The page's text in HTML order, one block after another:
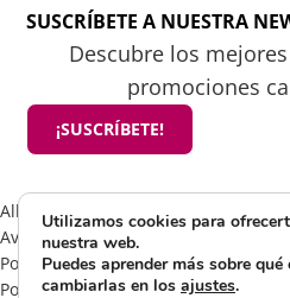
SUSCRÍBETE A NUESTRA
Descubre los
promociones
¡SUSCRÍBETE!
All rights reserved 2025 ©Mamá
Aviso Legal
Política de Cookies
Política de Privacidad
Utilizamos cookies para
nuestra web.
Puedes aprender más sobre
cambiarlas en los ajustes.